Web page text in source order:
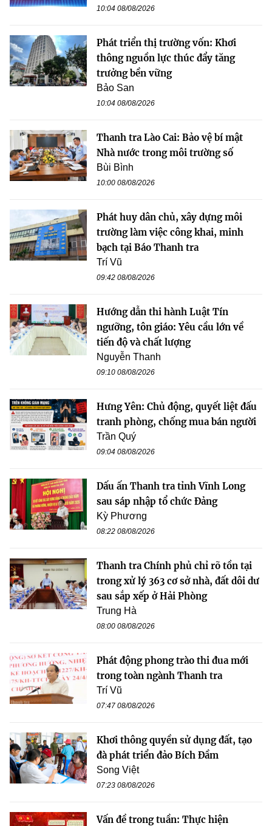
10:04 08/08/2026
Phát triển thị trường vốn: Khơi
thông nguồn lực thúc đẩy tăng
trưởng bền vững
Bảo San
10:04 08/08/2026
Thanh tra Lào Cai: Bảo vệ bí mật
Nhà nước trong môi trường số
Bùi Bình
10:00 08/08/2026
Phát huy dân chủ, xây dựng môi
trường làm việc công khai, minh
bạch tại Báo Thanh tra
Trí Vũ
09:42 08/08/2026
Hướng dẫn thi hành Luật Tín
ngưỡng, tôn giáo: Yêu cầu lớn về
tiến độ và chất lượng
Nguyễn Thanh
09:10 08/08/2026
Hưng Yên: Chủ động, quyết liệt đấu
tranh phòng, chống mua bán người
Trần Quý
09:04 08/08/2026
Dấu ấn Thanh tra tỉnh Vĩnh Long
sau sáp nhập tổ chức Đảng
Kỳ Phương
08:22 08/08/2026
Thanh tra Chính phủ chỉ rõ tồn tại
trong xử lý 363 cơ sở nhà, đất dôi dư
sau sắp xếp ở Hải Phòng
Trung Hà
08:00 08/08/2026
Phát động phong trào thi đua mới
trong toàn ngành Thanh tra
Trí Vũ
07:47 08/08/2026
Khơi thông quyền sử dụng đất, tạo
đà phát triển đảo Bích Đầm
Song Việt
07:23 08/08/2026
Vấn đề trong tuần: Thực hiện